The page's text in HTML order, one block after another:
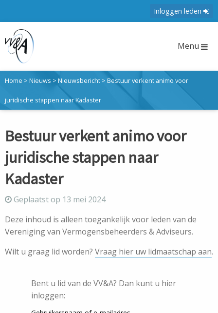
Inloggen leden
Menu
Home > Nieuws > Nieuwsbericht > Bestuur verkent animo voor
juridische stappen naar Kadaster
Bestuur verkent animo voor
juridische stappen naar
Kadaster
Geplaatst op 13 mei 2024
Deze inhoud is alleen toegankelijk voor leden van de
Vereniging van Vermogensbeheerders & Adviseurs.
Wilt u graag lid worden? Vraag hier uw lidmaatschap aan.
Bent u lid van de VV&A? Dan kunt u hier
inloggen: